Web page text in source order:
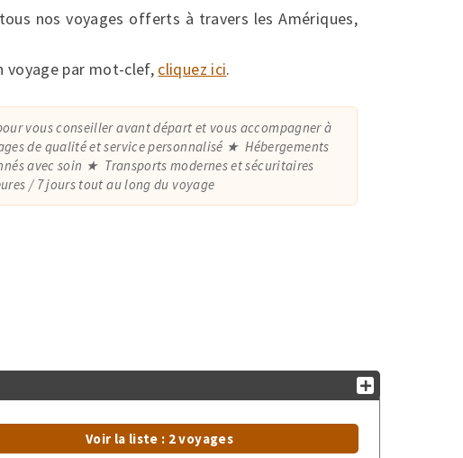
nos voyages offerts à travers les Amériques,
voyage par mot-clef, cliquez ici.
vous conseiller avant départ et vous accompagner à
de qualité et service personnalisé
Hébergements
avec soin
Transports modernes et sécuritaires
/ 7 jours tout au long du voyage
Voir la liste : 2 voyages